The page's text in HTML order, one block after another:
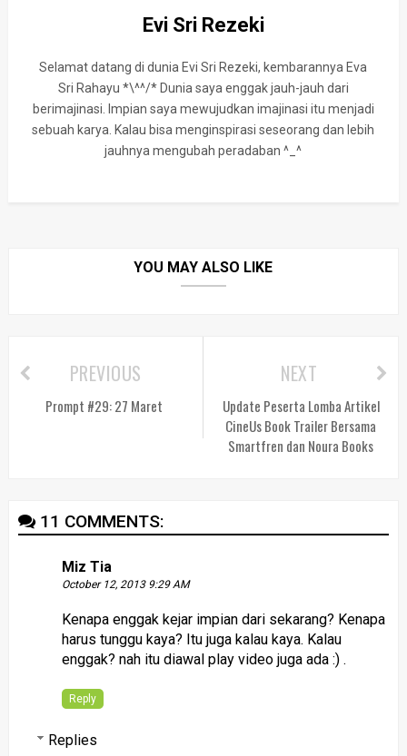
Evi Sri Rezeki
Selamat datang di dunia Evi Sri Rezeki, kembarannya Eva
Sri Rahayu *\^^/* Dunia saya enggak jauh-jauh dari
berimajinasi. Impian saya mewujudkan imajinasi itu menjadi
sebuah karya. Kalau bisa menginspirasi seseorang dan lebih
jauhnya mengubah peradaban ^_^
YOU MAY ALSO LIKE
NEXT
Update Peserta Lomba Artikel
CineUs Book Trailer Bersama
Smartfren dan Noura Books
PREVIOUS
Prompt #29: 27 Maret
11 COMMENTS:
Miz Tia
October 12, 2013 9:29 AM
Kenapa enggak kejar impian dari sekarang? Kenapa
harus tunggu kaya? Itu juga kalau kaya. Kalau
enggak? nah itu diawal play video juga ada :) .
Reply
Replies